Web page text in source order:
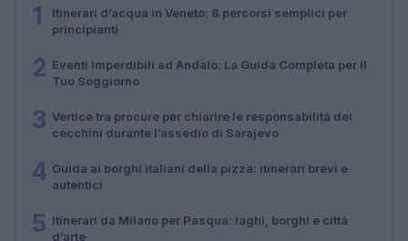
1
Itinerari d’acqua in Veneto: 8 percorsi semplici per
principianti
2 Eventi Imperdibili ad Andalo: La Guida Completa per il
Tuo Soggiorno
3 Vertice tra procure per chiarire le responsabilità dei
cecchini durante l’assedio di Sarajevo
4 Guida ai borghi italiani della pizza: itinerari brevi e
autentici
5 Itinerari da Milano per Pasqua: laghi, borghi e città
d’arte